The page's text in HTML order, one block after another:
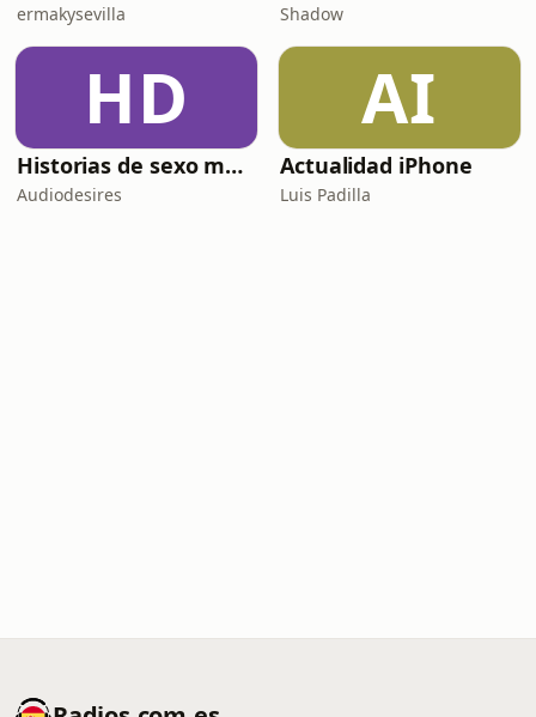
ermakysevilla Shadow
HD
Historias de sexo muy intensas y calientes
Audiodesires
AI
Actualidad iPhone
Luis Padilla